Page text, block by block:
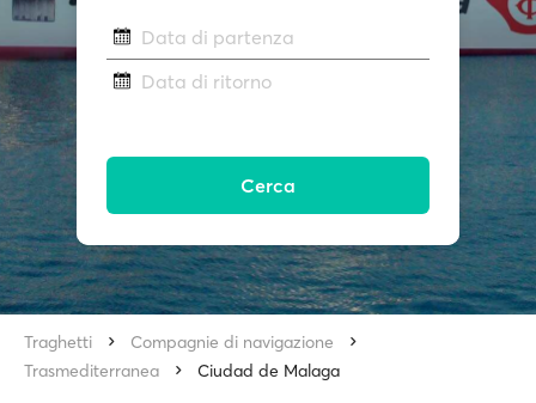
Data di partenza
Data di ritorno
Cerca
Traghetti
Compagnie di navigazione
Trasmediterranea
Ciudad de Malaga